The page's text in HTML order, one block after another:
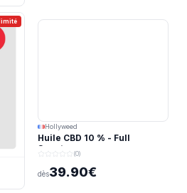
Hollyweed
Huile CBD 10 % - Full
Spectrum
(0)
dès39.90€